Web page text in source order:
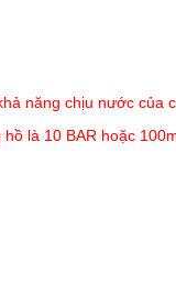
năng chịu nước của
là 10 BAR hoặc